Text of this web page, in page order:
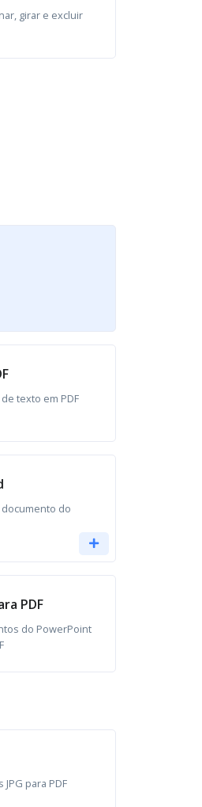
girar e excluir
texto em PDF
documento do
PDF
do PowerPoint
para PDF